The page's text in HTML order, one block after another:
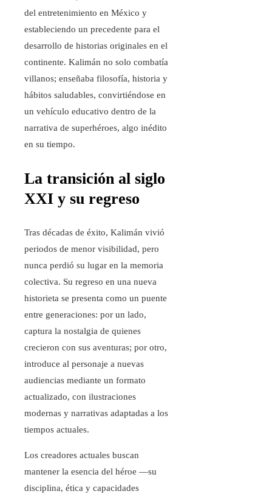
del entretenimiento en México y
estableciendo un precedente para el
desarrollo de historias originales en el
continente. Kalimán no solo combatía
villanos; enseñaba filosofía, historia y
hábitos saludables, convirtiéndose en
un vehículo educativo dentro de la
narrativa de superhéroes, algo inédito
en su tiempo.
La transición al siglo
XXI y su regreso
Tras décadas de éxito, Kalimán vivió
periodos de menor visibilidad, pero
nunca perdió su lugar en la memoria
colectiva. Su regreso en una nueva
historieta se presenta como un puente
entre generaciones: por un lado,
captura la nostalgia de quienes
crecieron con sus aventuras; por otro,
introduce al personaje a nuevas
audiencias mediante un formato
actualizado, con ilustraciones
modernas y narrativas adaptadas a los
tiempos actuales.
Los creadores actuales buscan
mantener la esencia del héroe —su
disciplina, ética y capacidades